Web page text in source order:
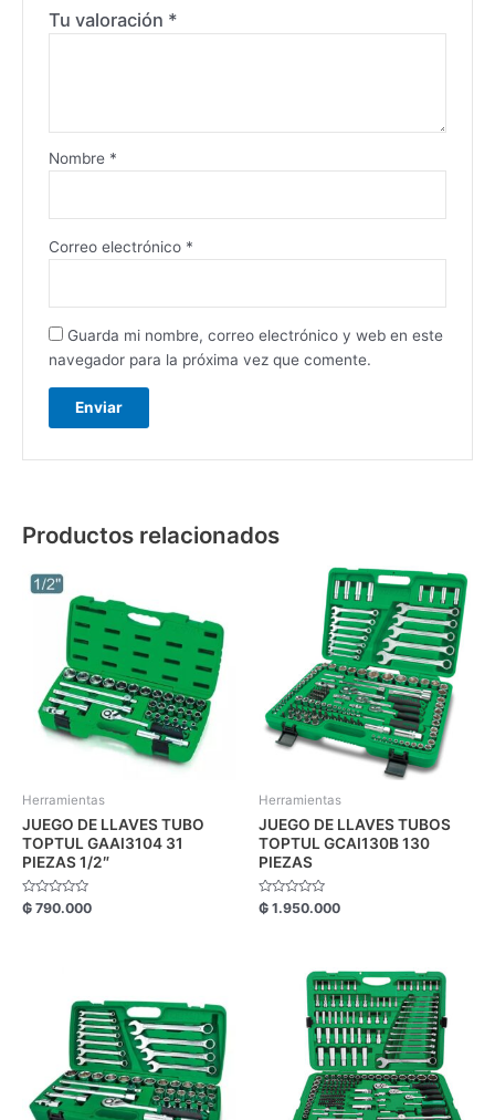
Tu valoración *
Nombre *
Correo electrónico *
Guarda mi nombre, correo electrónico y web en este
navegador para la próxima vez que comente.
Productos relacionados
Herramientas
JUEGO DE LLAVES TUBO
TOPTUL GAAI3104 31
PIEZAS 1/2″
Valorado
con
₲ 790.000
Herramientas
JUEGO DE LLAVES TUBOS
TOPTUL GCAI130B 130
PIEZAS
Valorado
con
₲ 1.950.000